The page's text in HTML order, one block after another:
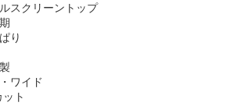
スクリーントップ
り
ワイド
ット